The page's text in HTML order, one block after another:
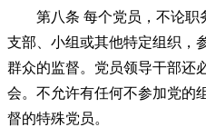
第八条 每个党员，不论职
支部、小组或其他特定组织，
群众的监督。党员领导干部还
会。不允许有任何不参加党的
督的特殊党员。